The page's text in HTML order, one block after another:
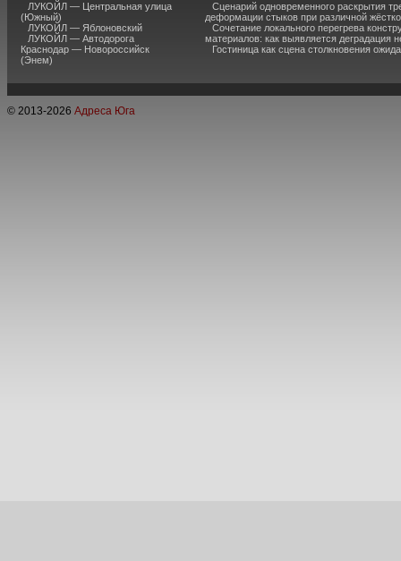
ЛУКОЙЛ — Центральная улица
(Южный)
ЛУКОЙЛ — Яблоновский
ЛУКОЙЛ — Автодорога
Краснодар — Новороссийск
(Энем)
Сценарий одновременного раскрытия
деформации стыков при различной
Сочетание локального перегрева
материалов: как выявляется деградация
Гостиница как сцена столкновения
© 2013-2026 Адреса Юга